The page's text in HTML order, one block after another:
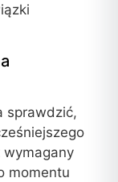
sprawdzić,
wymagany
momentu